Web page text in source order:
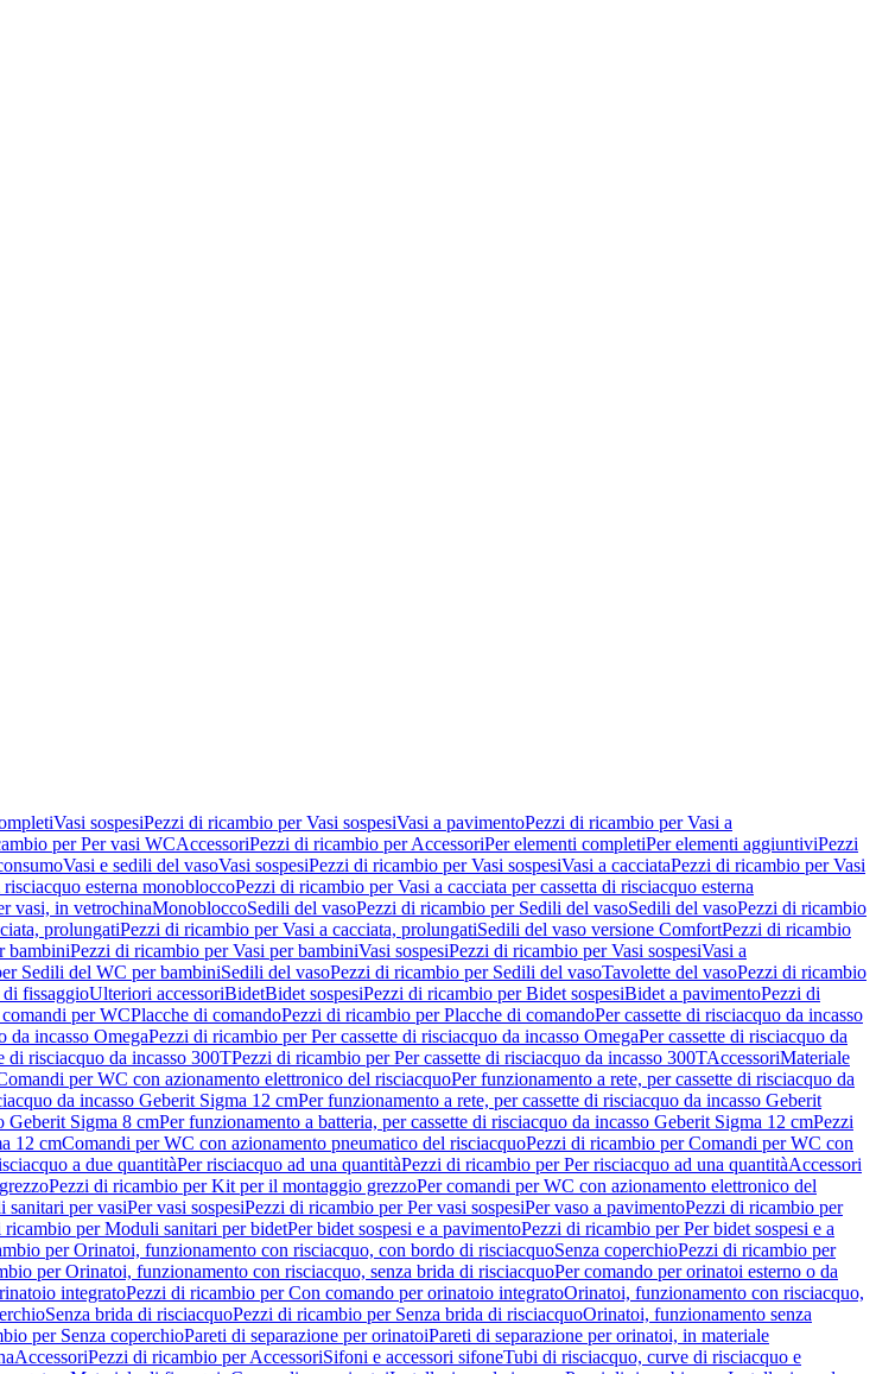
Vasi sospesiPezzi di ricambio per Vasi sospesiVasi a pavimentoPezzi di ricambio per Vasi a
per Per vasi WCAccessoriPezzi di ricambio per AccessoriPer elementi completiPer elementi aggiuntiviPezzi
Vasi e sedili del vasoVasi sospesiPezzi di ricambio per Vasi sospesiVasi a cacciataPezzi di ricambio per Vasi
esterna monobloccoPezzi di ricambio per Vasi a cacciata per cassetta di risciacquo esterna
vasi, in vetrochinaMonobloccoSedili del vasoPezzi di ricambio per Sedili del vasoSedili del vasoPezzi di ricambio
prolungatiPezzi di ricambio per Vasi a cacciata, prolungatiSedili del vaso versione ComfortPezzi di ricambio
bambiniPezzi di ricambio per Vasi per bambiniVasi sospesiPezzi di ricambio per Vasi sospesiVasi a
Sedili del WC per bambiniSedili del vasoPezzi di ricambio per Sedili del vasoTavolette del vasoPezzi di ricambio
fissaggioUlteriori accessoriBidetBidet sospesiPezzi di ricambio per Bidet sospesiBidet a pavimentoPezzi di
per WCPlacche di comandoPezzi di ricambio per Placche di comandoPer cassette di risciacquo da incasso
da incasso OmegaPezzi di ricambio per Per cassette di risciacquo da incasso OmegaPer cassette di risciacquo da
di risciacquo da incasso 300TPezzi di ricambio per Per cassette di risciacquo da incasso 300TAccessoriMateriale
per WC con azionamento elettronico del risciacquoPer funzionamento a rete, per cassette di risciacquo da
da incasso Geberit Sigma 12 cmPer funzionamento a rete, per cassette di risciacquo da incasso Geberit
Geberit Sigma 8 cmPer funzionamento a batteria, per cassette di risciacquo da incasso Geberit Sigma 12 cmPezzi
12 cmComandi per WC con azionamento pneumatico del risciacquoPezzi di ricambio per Comandi per WC con
a due quantitàPer risciacquo ad una quantitàPezzi di ricambio per Per risciacquo ad una quantitàAccessori
Pezzi di ricambio per Kit per il montaggio grezzoPer comandi per WC con azionamento elettronico del
sanitari per vasiPer vasi sospesiPezzi di ricambio per Per vasi sospesiPer vaso a pavimentoPezzi di ricambio per
ricambio per Moduli sanitari per bidetPer bidet sospesi e a pavimentoPezzi di ricambio per Per bidet sospesi e a
per Orinatoi, funzionamento con risciacquo, con bordo di risciacquoSenza coperchioPezzi di ricambio per
per Orinatoi, funzionamento con risciacquo, senza brida di risciacquoPer comando per orinatoi esterno o da
integratoPezzi di ricambio per Con comando per orinatoio integratoOrinatoi, funzionamento con risciacquo,
Senza brida di risciacquoPezzi di ricambio per Senza brida di risciacquoOrinatoi, funzionamento senza
per Senza coperchioPareti di separazione per orinatoiPareti di separazione per orinatoi, in materiale
AccessoriPezzi di ricambio per AccessoriSifoni e accessori sifoneTubi di risciacquo, curve di risciacquo e